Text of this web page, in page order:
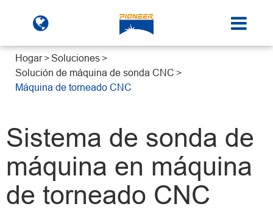
Hogar
Soluciones
Solución de máquina de sonda CNC
Máquina de torneado CNC
Sistema de sonda de
máquina en máquina
de torneado CNC